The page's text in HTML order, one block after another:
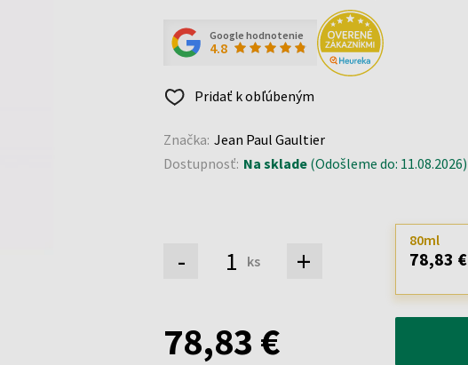
Google hodnotenie
4.8
Pridať k obľúbeným
Značka: Jean Paul Gaultier
Dostupnosť: Na sklade(Odošleme do: 11.08.2026)
- ks +
80ml
78,83 €
78,83 €